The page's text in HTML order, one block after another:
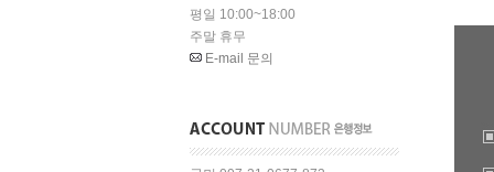
평일 10:00~18:00
주말 휴무
E-mail 문의